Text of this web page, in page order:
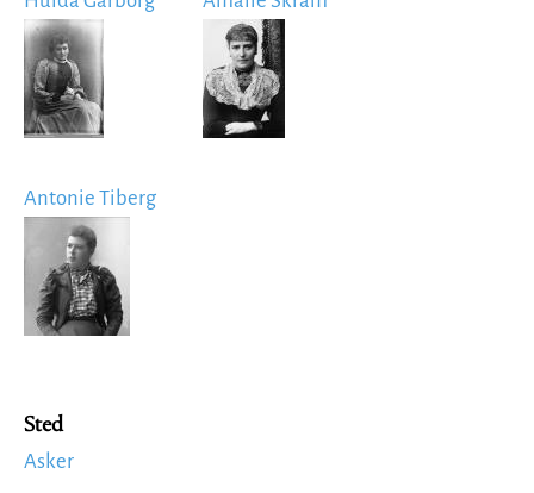
Image
Image
Antonie Tiberg
Image
Sted
Asker